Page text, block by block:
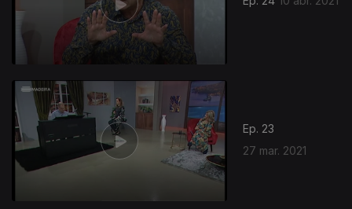
Ep. 23
27 mar. 2021